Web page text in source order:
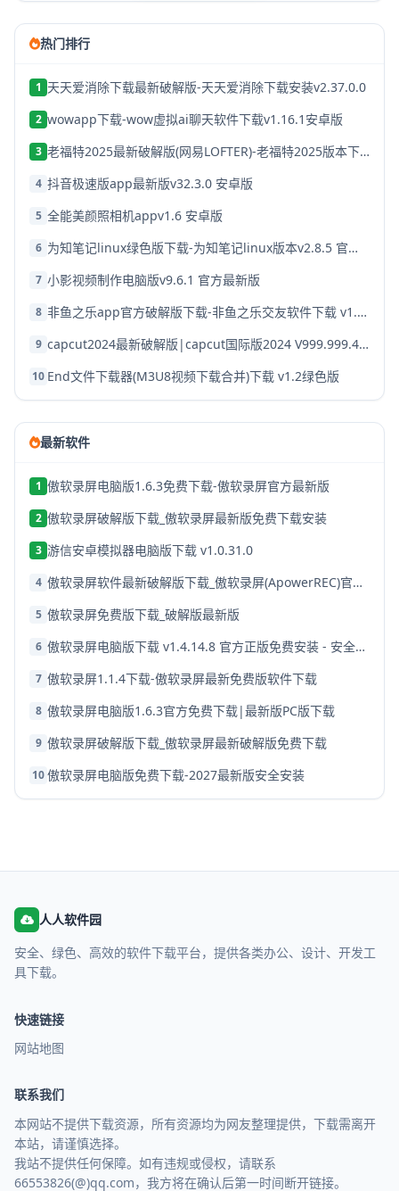
热门排行
1 天天爱消除下载最新破解版-天天爱消除下载安装v2.37.0.0
2 wowapp下载-wow虚拟ai聊天软件下载v1.16.1安卓版
3 老福特2025最新破解版(网易LOFTER)-老福特2025版本下载v8.1.22
4 抖音极速版app最新版v32.3.0 安卓版
5 全能美颜照相机appv1.6 安卓版
6 为知笔记linux绿色版下载-为知笔记linux版本v2.8.5 官方破解版
7 小影视频制作电脑版v9.6.1 官方最新版
8 非鱼之乐app官方破解版下载-非鱼之乐交友软件下载 v1.3.9安卓版
9 capcut2024最新破解版|capcut国际版2024 V999.999.45 安卓版下载
10 End文件下载器(M3U8视频下载合并)下载 v1.2绿色版
最新软件
1 傲软录屏电脑版1.6.3免费下载-傲软录屏官方最新版
2 傲软录屏破解版下载_傲软录屏最新版免费下载安装
3 游信安卓模拟器电脑版下载 v1.0.31.0
4 傲软录屏软件最新破解版下载_傲软录屏(ApowerREC)官方免费版
5 傲软录屏免费版下载_破解版最新版
6 傲软录屏电脑版下载 v1.4.14.8 官方正版免费安装 - 安全稳定版
7 傲软录屏1.1.4下载-傲软录屏最新免费版软件下载
8 傲软录屏电脑版1.6.3官方免费下载|最新版PC版下载
9 傲软录屏破解版下载_傲软录屏最新破解版免费下载
10傲软录屏电脑版免费下载-2027最新版安全安装
人人软件园
安全、绿色、高效的软件下载平台，提供各类办公、设计、开发工
具下载。
快速链接
网站地图
联系我们
本网站不提供下载资源，所有资源均为网友整理提供，下载需离开
本站，请谨慎选择。
我站不提供任何保障。如有违规或侵权，请联系
66553826(@)qq.com，我方将在确认后第一时间断开链接。